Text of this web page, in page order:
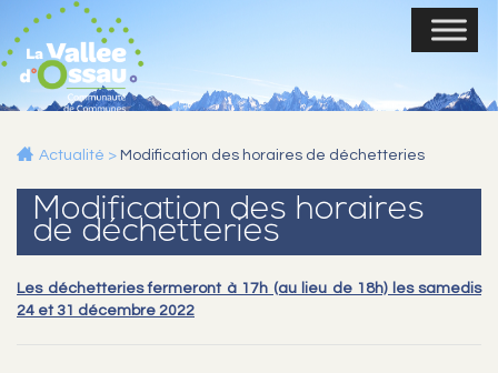
Actualité > Modification des horaires de déchetteries
Modification des horaires
de déchetteries
Les déchetteries fermeront à 17h (au lieu de 18h) les samedis
24 et 31 décembre 2022